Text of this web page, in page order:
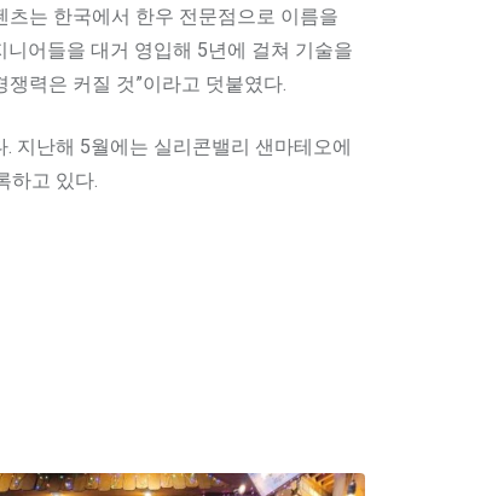
는 한국에서 한우 전문점으로 이름을
어들을 대거 영입해 5년에 걸쳐 기술을
력은 커질 것”이라고 덧붙였다.
지난해 5월에는 실리콘밸리 샌마테오에
하고 있다.